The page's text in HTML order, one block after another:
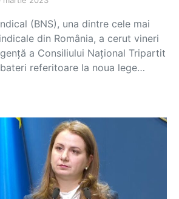
(BNS), una dintre cele mai
din România, a cerut vineri
a Consiliului Naţional Tripartit
referitoare la noua lege…